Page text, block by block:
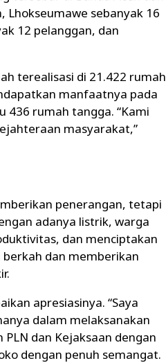
Lhokseumawe sebanyak 16
12 pelanggan, dan
terealisasi di 21.422 rumah
manfaatnya pada
436 rumah tangga. “Kami
masyarakat,”
penerangan, tetapi
adanya listrik, warga
dan menciptakan
dan memberikan
apresiasinya. “Saya
dalam melaksanakan
dan Kejaksaan dengan
dengan penuh semangat.